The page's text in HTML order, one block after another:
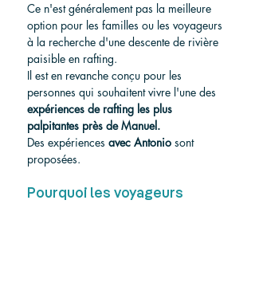
Ce n'est généralement pas la meilleure
option pour les familles ou les voyageurs
à la recherche d'une descente de rivière
paisible en rafting.
Il est en revanche conçu pour les
personnes qui souhaitent vivre l'une des
expériences de rafting les plus
palpitantes près de Manuel.
Des expériences avec Antonio sont
proposées.
Pourquoi les voyageurs